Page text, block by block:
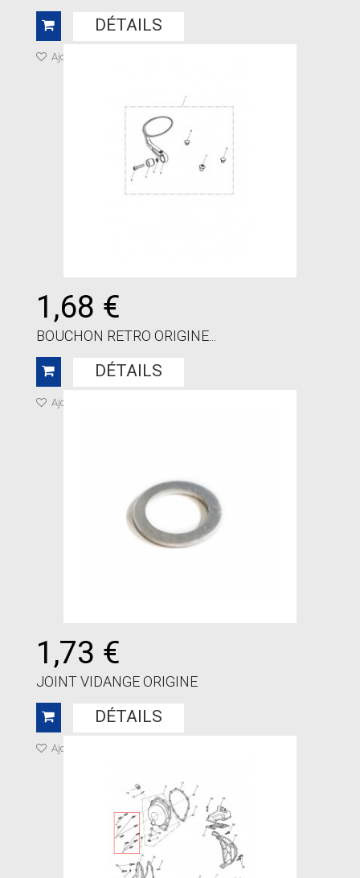
DÉTAILS
Ajouter à ma liste de cadeaux
1,68 €
BOUCHON RETRO ORIGINE...
DÉTAILS
Ajouter à ma liste de cadeaux
1,73 €
JOINT VIDANGE ORIGINE
DÉTAILS
Ajouter à ma liste de cadeaux